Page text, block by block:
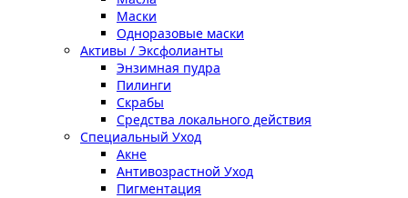
Маски
Одноразовые маски
Активы / Эксфолианты
Энзимная пудра
Пилинги
Скрабы
Средства локального действия
Специальный Уход
Акне
Антивозрастной Уход
Пигментация